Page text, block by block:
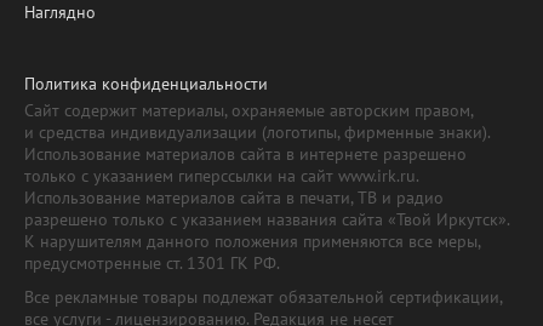
Наглядно
Политика конфиденциальности
Сайт содержит материалы, охраняемые авторским правом,
и средства индивидуализации (логотипы, фирменные знаки).
Использование материалов сайта в интернете разрешено
только с указанием гиперссылки на сайт www.irk.ru.
Использование материалов сайта в печати, ТВ и радио
разрешено только с указанием названия сайта «Твой Иркутск».
К нарушителям данного положения применяются все меры,
предусмотренные ст. 1301 ГК РФ.
Все рекламные товары подлежат обязательной сертификации,
все услуги - лицензированию. Редакция не несет